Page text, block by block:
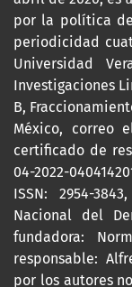
por la política
periodicidad
Universidad
Investigaciones
B,
México, correo
certificado de
04-2022-
ISSN: 2954-
Nacional del
fundadora:
responsable:
por los autores